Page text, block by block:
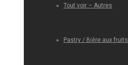
Tout voir – Autres
Pastry / Bière aux fruits